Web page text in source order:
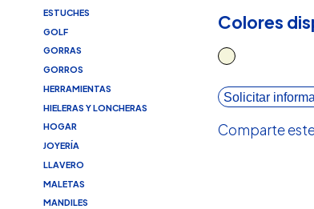
ESTUCHES
GOLF
GORRAS
GORROS
HERRAMIENTAS
HIELERAS Y LONCHERAS
HOGAR
JOYERÍA
LLAVERO
MALETAS
MANDILES
Colores
Solicitar
Comparte